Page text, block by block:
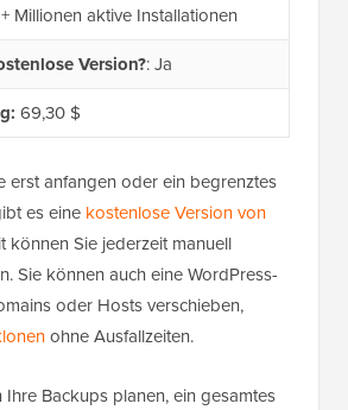
Millionen aktive Installationen
Version?: Ja
69,30 $
erst anfangen oder ein begrenztes
es eine kostenlose Version von
können Sie jederzeit manuell
Sie können auch eine WordPress-
oder Hosts verschieben,
ohne Ausfallzeiten.
Ihre Backups planen, ein gesamtes